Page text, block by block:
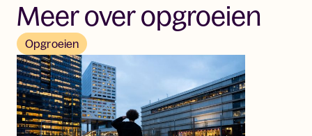
Meer over opgroeien
Opgroeien